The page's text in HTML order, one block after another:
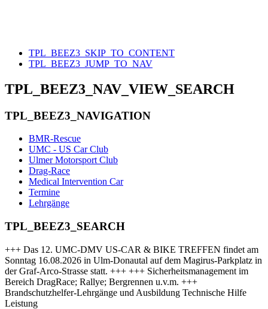
TPL_BEEZ3_SKIP_TO_CONTENT
TPL_BEEZ3_JUMP_TO_NAV
TPL_BEEZ3_NAV_VIEW_SEARCH
TPL_BEEZ3_NAVIGATION
BMR-Rescue
UMC - US Car Club
Ulmer Motorsport Club
Drag-Race
Medical Intervention Car
Termine
Lehrgänge
TPL_BEEZ3_SEARCH
+++ Das 12. UMC-DMV US-CAR & BIKE TREFFEN findet am
Sonntag 16.08.2026 in Ulm-Donautal auf dem Magirus-Parkplatz in
der Graf-Arco-Strasse statt. +++ +++ Sicherheitsmanagement im
Bereich DragRace; Rallye; Bergrennen u.v.m. +++
Brandschutzhelfer-Lehrgänge und Ausbildung Technische Hilfe
Leistung